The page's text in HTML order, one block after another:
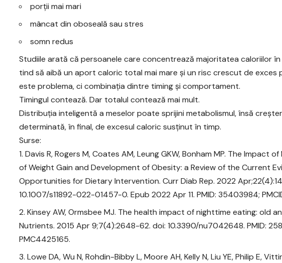
porții mai mari
mâncat din oboseală sau stres
somn redus
Studiile arată că persoanele care concentrează majoritatea caloriilor
tind să aibă un aport caloric total mai mare și un risc crescut de exces
este problema, ci combinația dintre timing și comportament.
Timingul contează. Dar totalul contează mai mult.
Distribuția inteligentă a meselor poate sprijini metabolismul, însă
determinată, în final, de excesul caloric susținut în timp.
Surse:
Davis R, Rogers M, Coates AM, Leung GKW, Bonham MP. The Impact of
of Weight Gain and Development of Obesity: a Review of the Current
Opportunities for Dietary Intervention. Curr Diab Rep. 2022
10.1007/s11892-022-01457-0. Epub 2022 Apr 11. PMID: 35403984;
Kinsey AW, Ormsbee MJ. The health impact of nighttime eating: old
Nutrients. 2015 Apr 9;7(4):2648-62. doi: 10.3390/nu7042648. PMID:
PMC4425165.
Lowe DA, Wu N, Rohdin-Bibby L, Moore AH, Kelly N, Liu YE, Philip E,